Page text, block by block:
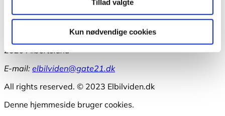
Tillad valgte
Kun nødvendige cookies
Elbilviden.dk
2620 Albertslund
E-mail: elbilviden@gate21.dk
All rights reserved. © 2023 Elbilviden.dk
Denne hjemmeside bruger cookies.